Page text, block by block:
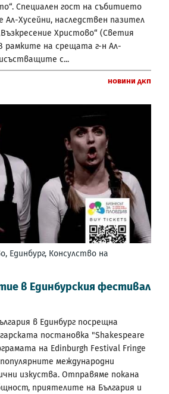
Специален гост на събитието
Ал-Хусейни, наследствен пазител
Христово“ (Светия
рамките на срещата г-н Ал-
с...
Новини ДКП
Единбург, Консулство на
в Eдинбурския фестивал
в Единбург посрещна
постановка "Shakespeare
на Edinburgh Festival Fringe
международни
изкуства. Отправяме покана
приятелите на България и